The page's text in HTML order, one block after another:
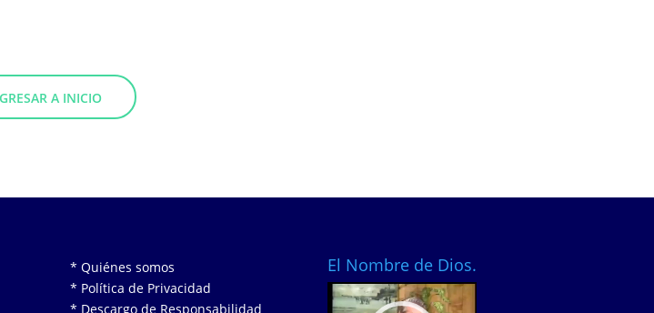
A INICIO
* Quiénes somos
* Política de Privacidad
* Descargo de Responsabilidad
El Nombre de Dios.
Video